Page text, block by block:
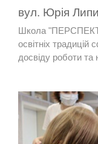
вул. Юрія
Школа
освітніх традицій
досвіду роботи та